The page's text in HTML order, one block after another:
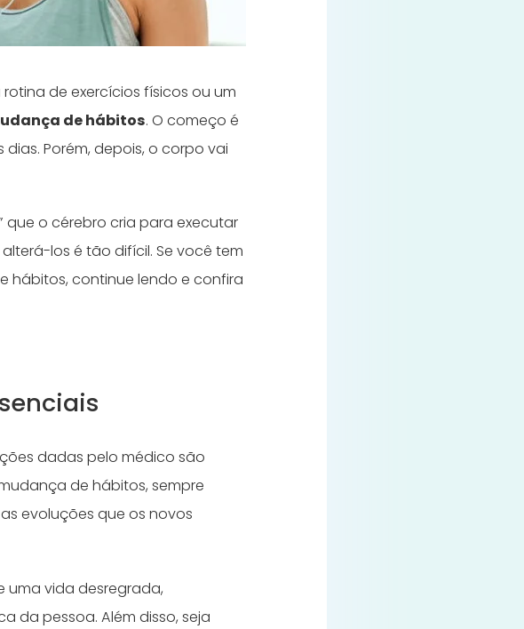
de exercícios físicos ou um
de hábitos. O começo é
Porém, depois, o corpo vai
que o cérebro cria para executar
los é tão difícil. Se você tem
hábitos, continue lendo e confira
dadas pelo médico são
de hábitos, sempre
evoluções que os novos
uma vida desregrada,
da pessoa. Além disso, seja